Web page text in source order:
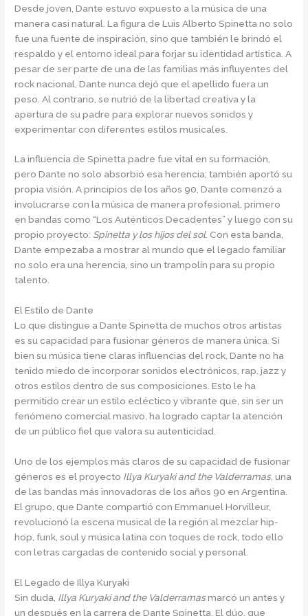
Desde joven, Dante estuvo expuesto a la música de una
manera casi natural. La figura de Luis Alberto Spinetta no solo
fue una fuente de inspiración, sino que también le brindó el
respaldo y el entorno ideal para forjar su identidad artística. A
pesar de ser parte de una de las familias más influyentes del
rock nacional, Dante nunca dejó que el apellido fuera un
peso. Al contrario, se nutrió de la libertad creativa y la
apertura de su padre para explorar nuevos sonidos y
experimentar con diferentes estilos musicales.
La influencia de Spinetta padre fue vital en su formación,
pero Dante no solo absorbió esa herencia; también aportó su
propia visión. A principios de los años 90, Dante comenzó a
involucrarse con la música de manera profesional, primero
en bandas como “Los Auténticos Decadentes” y luego con su
propio proyecto: Spinetta y los hijos del sol. Con esta banda,
Dante empezaba a mostrar al mundo que el legado familiar
no solo era una herencia, sino un trampolín para su propio
talento.
El Estilo de Dante
Lo que distingue a Dante Spinetta de muchos otros artistas
es su capacidad para fusionar géneros de manera única. Si
bien su música tiene claras influencias del rock, Dante no ha
tenido miedo de incorporar sonidos electrónicos, rap, jazz y
otros estilos dentro de sus composiciones. Esto le ha
permitido crear un estilo ecléctico y vibrante que, sin ser un
fenómeno comercial masivo, ha logrado captar la atención
de un público fiel que valora su autenticidad.
Uno de los ejemplos más claros de su capacidad de fusionar
géneros es el proyecto Illya Kuryaki and the Valderramas, una
de las bandas más innovadoras de los años 90 en Argentina.
El grupo, que Dante compartió con Emmanuel Horvilleur,
revolucionó la escena musical de la región al mezclar hip-
hop, funk, soul y música latina con toques de rock, todo ello
con letras cargadas de contenido social y personal.
El Legado de Illya Kuryaki
Sin duda, Illya Kuryaki and the Valderramasmarcó un antes y
un después en la carrera de Dante Spinetta. El dúo, que